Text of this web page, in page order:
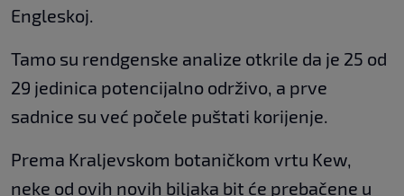
Engleskoj.
Tamo su rendgenske analize otkrile da je 25 od
29 jedinica potencijalno održivo, a prve
sadnice su već počele puštati korijenje.
Prema Kraljevskom botaničkom vrtu Kew,
neke od ovih novih biljaka bit će prebačene u